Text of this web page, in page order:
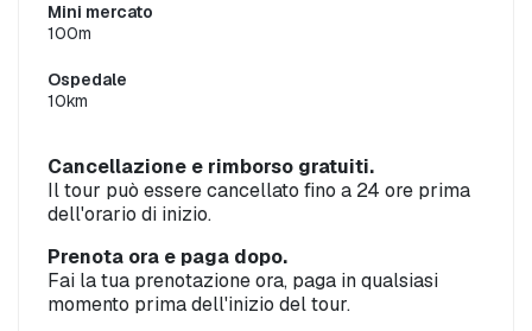
Mini mercato
100m
Ospedale
10km
Cancellazione e rimborso gratuiti.
Il tour può essere cancellato fino a 24 ore prima
dell'orario di inizio.
Prenota ora e paga dopo.
Fai la tua prenotazione ora, paga in qualsiasi
momento prima dell'inizio del tour.